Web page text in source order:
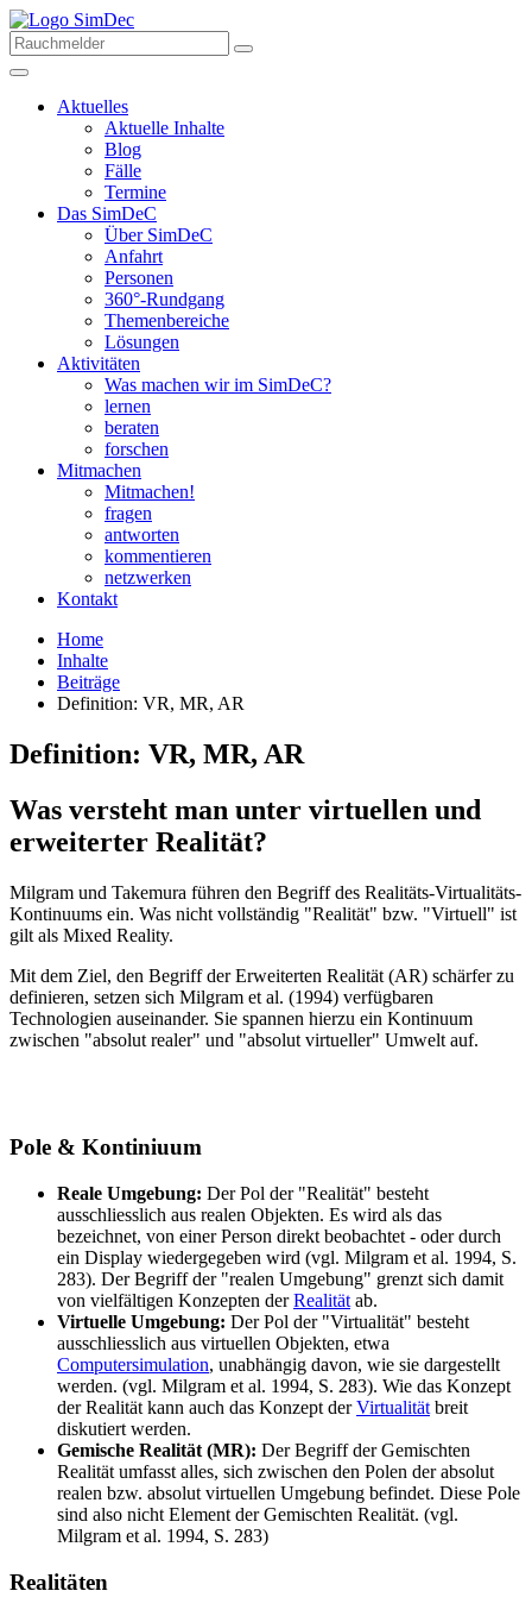
Aktuelles
Aktuelle Inhalte
Blog
Fälle
Termine
Das SimDeC
Über SimDeC
Anfahrt
Personen
360°-Rundgang
Themenbereiche
Lösungen
Aktivitäten
Was machen wir im SimDeC?
lernen
beraten
forschen
Mitmachen
Mitmachen!
fragen
antworten
kommentieren
netzwerken
Kontakt
Home
Inhalte
Beiträge
Definition: VR, MR, AR
Definition: VR, MR, AR
Was versteht man unter virtuellen und
erweiterter Realität?
Milgram und Takemura führen den Begriff des Realitäts-Virtualitäts-
Kontinuums ein. Was nicht vollständig "Realität" bzw. "Virtuell" ist
gilt als Mixed Reality.
Mit dem Ziel, den Begriff der Erweiterten Realität (AR) schärfer zu
definieren, setzen sich Milgram et al. (1994) verfügbaren
Technologien auseinander. Sie spannen hierzu ein Kontinuum
zwischen "absolut realer" und "absolut virtueller" Umwelt auf.
Pole & Kontiniuum
Reale Umgebung: Der Pol der "Realität" besteht
ausschliesslich aus realen Objekten. Es wird als das
bezeichnet, von einer Person direkt beobachtet - oder durch
ein Display wiedergegeben wird (vgl. Milgram et al. 1994, S.
283). Der Begriff der "realen Umgebung" grenzt sich damit
von vielfältigen Konzepten derRealität ab.
Virtuelle Umgebung: Der Pol der "Virtualität" besteht
ausschliesslich aus virtuellen Objekten, etwa
Computersimulation, unabhängig davon, wie sie dargestellt
werden. (vgl. Milgram et al. 1994, S. 283). Wie das Konzept
der Realität kann auch das Konzept derVirtualität breit
diskutiert werden.
Gemische Realität (MR): Der Begriff der Gemischten
Realität umfasst alles, sich zwischen den Polen der absolut
realen bzw. absolut virtuellen Umgebung befindet. Diese Pole
sind also nicht Element der Gemischten Realität. (vgl.
Milgram et al. 1994, S. 283)
Realitäten